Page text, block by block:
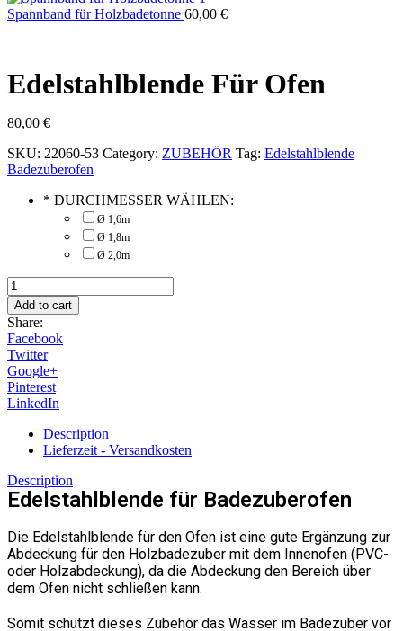
Spannband für Holzbadetonne 60,00 €
Edelstahlblende Für Ofen
80,00 €
SKU: 22060-53 Category: ZUBEHÖR Tag: Edelstahlblende
Badezuberofen
* DURCHMESSER WÄHLEN:
Ø 1,6m
Ø 1,8m
Ø 2,0m
Edelstahlblende
für
Ofen
quantity
Add to cart
Share:
Facebook
Twitter
Google+
Pinterest
LinkedIn
Description
Lieferzeit - Versandkosten
Description
Edelstahlblende für Badezuberofen
Die Edelstahlblende für den Ofen ist eine gute Ergänzung zur
Abdeckung für den Holzbadezuber mit dem Innenofen (PVC-
oder Holzabdeckung), da die Abdeckung den Bereich über
dem Ofen nicht schließen kann.
Somit schützt dieses Zubehör das Wasser im Badezuber vor